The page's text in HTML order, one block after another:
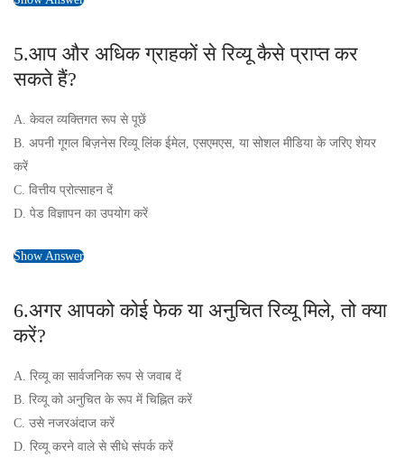
5.आप और अधिक ग्राहकों से रिव्यू कैसे प्राप्त कर
सकते हैं?
A. केवल व्यक्तिगत रूप से पूछें
B. अपनी गूगल बिज़नेस रिव्यू लिंक ईमेल, एसएमएस, या सोशल मीडिया के जरिए शेयर
करें
C. वित्तीय प्रोत्साहन दें
D. पेड विज्ञापन का उपयोग करें
Show Answer
6.अगर आपको कोई फेक या अनुचित रिव्यू मिले, तो क्या
करें?
A. रिव्यू का सार्वजनिक रूप से जवाब दें
B. रिव्यू को अनुचित के रूप में चिह्नित करें
C. उसे नजरअंदाज करें
D. रिव्यू करने वाले से सीधे संपर्क करें